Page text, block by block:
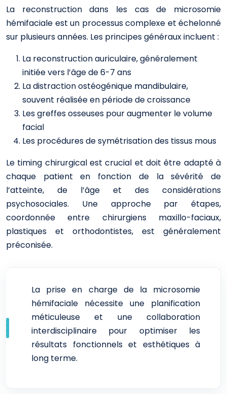
La reconstruction dans les cas de microsomie
hémifaciale est un processus complexe et échelonné
sur plusieurs années. Les principes généraux incluent :
La reconstruction auriculaire, généralement
initiée vers l’âge de 6-7 ans
La distraction ostéogénique mandibulaire,
souvent réalisée en période de croissance
Les greffes osseuses pour augmenter le volume
facial
Les procédures de symétrisation des tissus mous
Le timing chirurgical est crucial et doit être adapté à
chaque patient en fonction de la sévérité de
l’atteinte, de l’âge et des considérations
psychosociales. Une approche par étapes,
coordonnée entre chirurgiens maxillo-faciaux,
plastiques et orthodontistes, est généralement
préconisée.
La prise en charge de la microsomie
hémifaciale nécessite une planification
méticuleuse et une collaboration
interdisciplinaire pour optimiser les
résultats fonctionnels et esthétiques à
long terme.